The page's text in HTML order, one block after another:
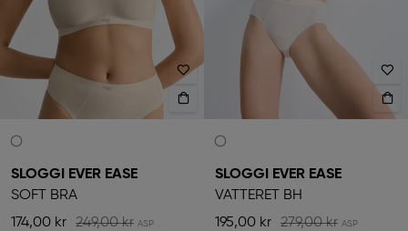
SLOGGI EVER EASE
SOFT BRA
174,00 kr
249,00 kr
SLOGGI EVER EASE
VATTERET BH
195,00 kr
279,00 kr